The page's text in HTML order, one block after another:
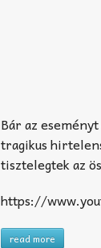
Bár az
tragikus
tisztelegtek az
https://
read more